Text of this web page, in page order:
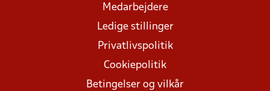
Medarbejdere
Ledige stillinger
Privatlivspolitik
Cookiepolitik
Betingelser og vilkår